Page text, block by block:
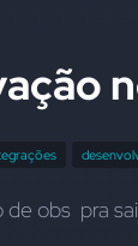
obs  pra